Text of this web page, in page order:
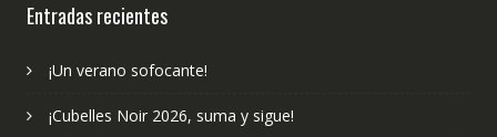
Entradas recientes
¡Un verano sofocante!
¡Cubelles Noir 2026, suma y sigue!